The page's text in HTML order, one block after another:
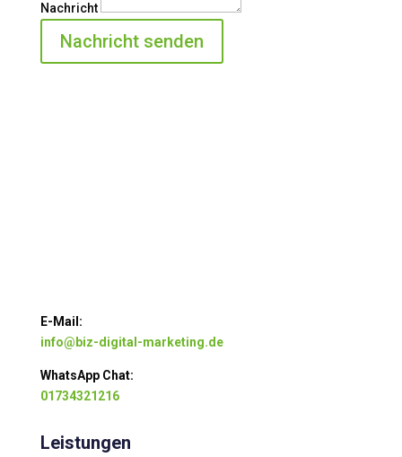
Nachricht
Nachricht senden
E-Mail:
info@biz-digital-marketing.de
WhatsApp Chat:
01734321216
Leistungen